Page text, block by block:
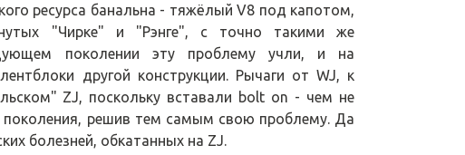
ресурса банальна - тяжёлый V8 под капотом,
"Чирке" и "Рэнге", с точно такими же
поколении эту проблему учли, и на
другой конструкции. Рычаги от WJ, к
ZJ, поскольку вставали bolt on - чем не
поколения, решив тем самым свою проблему. Да
болезней, обкатанных на ZJ.